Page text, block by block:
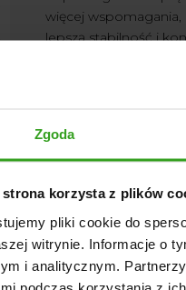
Zgoda
strona korzysta z plików
pliki cookie do
witrynie. Informacje o
i analitycznym.
podczas korzystania z ich
więcej wspomagania,
lepszą stabilność i
Lżejsza w kręceniu
pracy na polu.
Czy wspomaganie